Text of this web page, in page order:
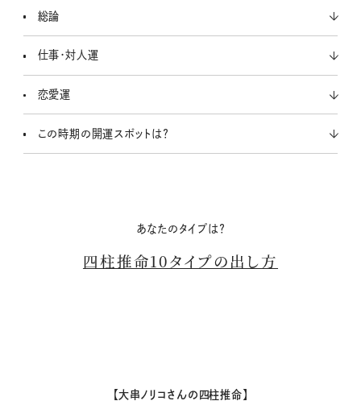
総論
仕事・対人運
恋愛運
この時期の開運スポットは？
あなたのタイプは？
四柱推命10タイプの出し方
【大串ノリコさんの四柱推命】